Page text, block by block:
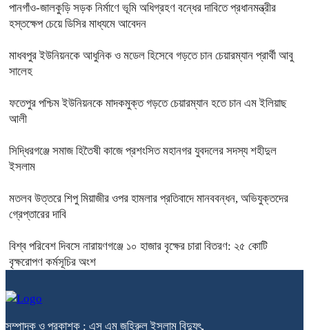
পানগাঁও-জালকুড়ি সড়ক নির্মাণে ভূমি অধিগ্রহণ বন্ধের দাবিতে প্রধানমন্ত্রীর
হস্তক্ষেপ চেয়ে ডিসির মাধ্যমে আবেদন
মাধবপুর ইউনিয়নকে আধুনিক ও মডেল হিসেবে গড়তে চান চেয়ারম্যান প্রার্থী আবু
সালেহ
ফতেপুর পশ্চিম ইউনিয়নকে মাদকমুক্ত গড়তে চেয়ারম্যান হতে চান এম ইলিয়াছ
আলী
সিদ্ধিরগঞ্জে‌ সমাজ হিতৈষী কাজে প্রশংসিত মহানগর যুবদলের সদস্য শহীদুল
ইসলাম
মতলব উত্তরে শিপু মিয়াজীর ওপর হামলার প্রতিবাদে মানববন্ধন, অভিযুক্তদের
গ্রেপ্তারের দাবি
বিশ্ব পরিবেশ দিবসে নারায়ণগঞ্জে ১০ হাজার বৃক্ষের চারা বিতরণ: ২৫ কোটি
বৃক্ষরোপণ কর্মসূচির অংশ
সম্পাদক ও প্রকাশক : এস এম জহিরুল ইসলাম বিদ্যুৎ,